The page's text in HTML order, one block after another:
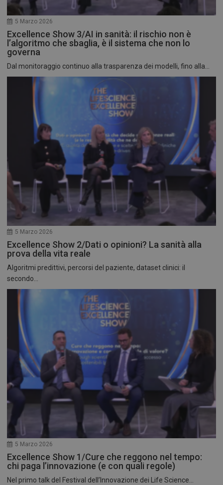
5 Marzo 2026
Excellence Show 3/AI in sanità: il rischio non è
l’algoritmo che sbaglia, è il sistema che non lo
governa
Dal monitoraggio continuo alla trasparenza dei modelli, fino alla...
5 Marzo 2026
Excellence Show 2/Dati o opinioni? La sanità alla
prova della vita reale
Algoritmi predittivi, percorsi del paziente, dataset clinici: il
secondo...
5 Marzo 2026
Excellence Show 1/Cure che reggono nel tempo:
chi paga l’innovazione (e con quali regole)
Nel primo talk del Festival dell’Innovazione dei Life Science...